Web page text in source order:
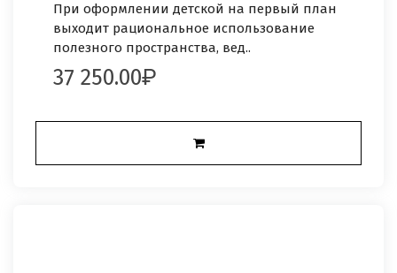
При оформлении детской на первый план
выходит рациональное использование
полезного пространства, вед..
37 250.00